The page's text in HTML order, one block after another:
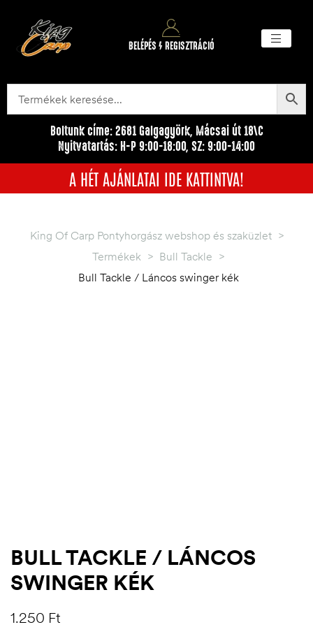
BELÉPÉS / REGISZTRÁCIÓ
Boltunk címe: 2681 Galgagyörk, Mácsai út 18\C
Nyitvatartás: H-P 9:00-18:00, SZ: 9:00-14:00
A HÉT AJÁNLATAI IDE KATTINTVA!
King Of Carp Pontyhorgász webshop és szaküzlet >
Termékek > Bull Tackle >
Bull Tackle / Láncos swinger kék
BULL TACKLE / LÁNCOS
SWINGER KÉK
1.250 Ft